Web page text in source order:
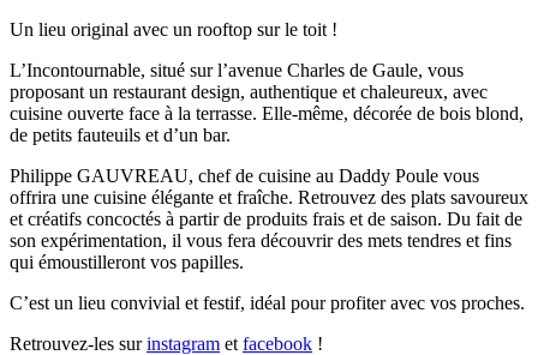
Un lieu original avec un rooftop sur le toit !
L’Incontournable, situé sur l’avenue Charles de Gaule, vous
proposant un restaurant design, authentique et chaleureux, avec
cuisine ouverte face à la terrasse. Elle-même, décorée de bois blond,
de petits fauteuils et d’un bar.
Philippe GAUVREAU, chef de cuisine au Daddy Poule vous
offrira une cuisine élégante et fraîche. Retrouvez des plats savoureux
et créatifs concoctés à partir de produits frais et de saison. Du fait de
son expérimentation, il vous fera découvrir des mets tendres et fins
qui émoustilleront vos papilles.
C’est un lieu convivial et festif, idéal pour profiter avec vos proches.
Retrouvez-les surinstagram et facebook !